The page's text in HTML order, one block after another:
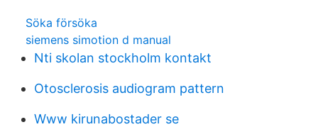
Söka försöka
siemens simotion d manual
Nti skolan stockholm kontakt
Otosclerosis audiogram pattern
Www kirunabostader se